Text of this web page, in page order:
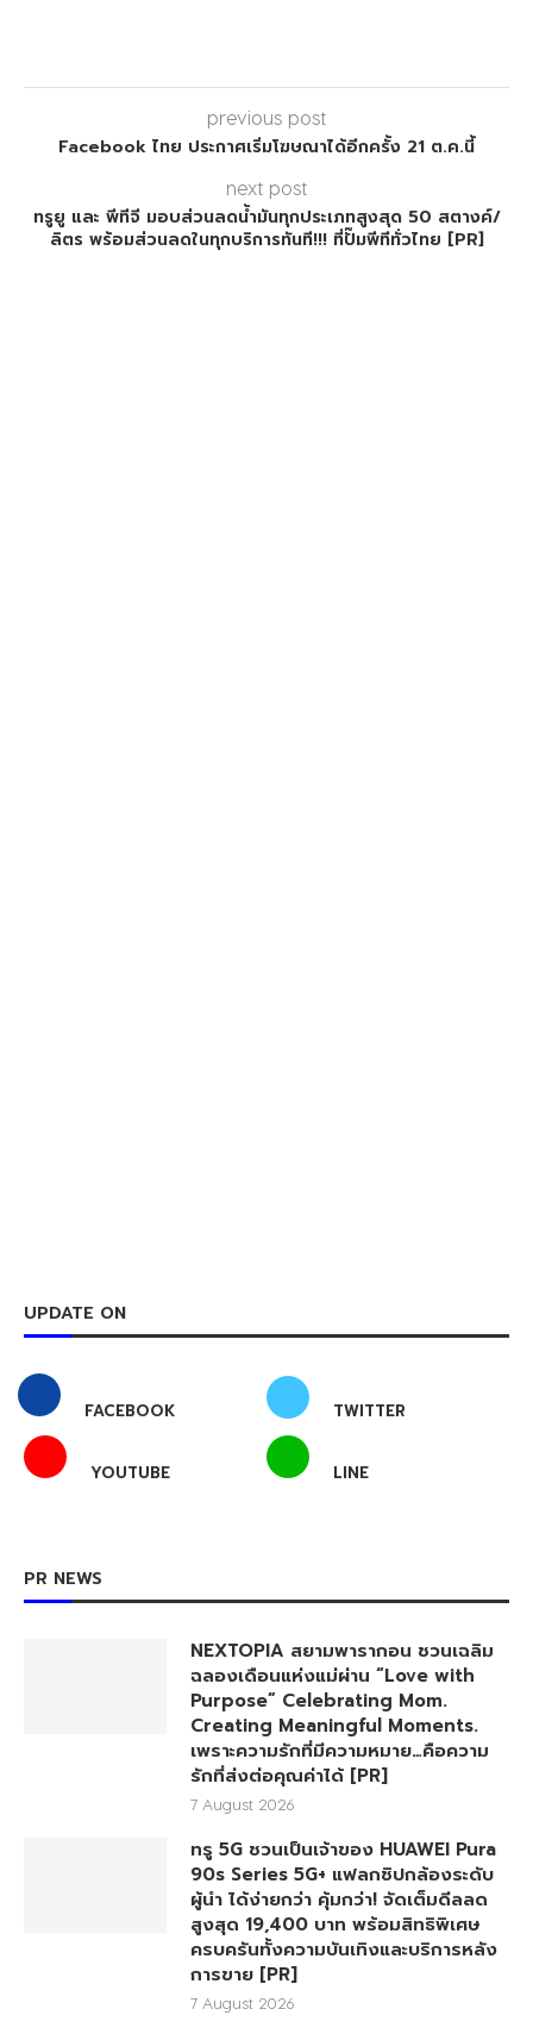
previous post
Facebook ไทย ประกาศเริ่มโฆษณาได้อีกครั้ง 21 ต.ค.นี้
next post
ทรูยู และ พีทีจี มอบส่วนลดน้ำมันทุกประเภทสูงสุด 50 สตางค์/
ลิตร พร้อมส่วนลดในทุกบริการทันที!!! ที่ปั๊มพีทีทั่วไทย [PR]
UPDATE ON
FACEBOOK TWITTER
YOUTUBE LINE
PR NEWS
NEXTOPIA สยามพารากอน ชวนเฉลิม
ฉลองเดือนแห่งแม่ผ่าน “Love with
Purpose” Celebrating Mom.
Creating Meaningful Moments.
เพราะความรักที่มีความหมาย…คือความ
รักที่ส่งต่อคุณค่าได้ [PR]
7 August 2026
ทรู 5G ชวนเป็นเจ้าของ HUAWEI Pura
90s Series 5G+ แฟลกชิปกล้องระดับ
ผู้นำ ได้ง่ายกว่า คุ้มกว่า! จัดเต็มดีลลด
สูงสุด 19,400 บาท พร้อมสิทธิพิเศษ
ครบครันทั้งความบันเทิงและบริการหลัง
การขาย [PR]
7 August 2026